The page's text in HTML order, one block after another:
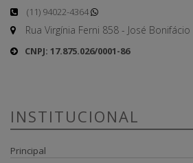
(11) 94022-4364
Rua Virgínia Ferni 858 - José
CNPJ: 17.875.026/0001-86
INSTITUCIONAL
Principal